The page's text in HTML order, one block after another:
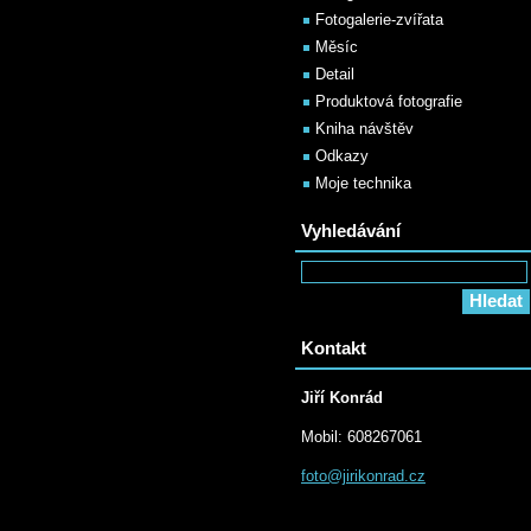
Fotogalerie-zvířata
Měsíc
Detail
Produktová fotografie
Kniha návštěv
Odkazy
Moje technika
Vyhledávání
Kontakt
Jiří Konrád
Mobil: 608267061
foto@jirikonrad.cz